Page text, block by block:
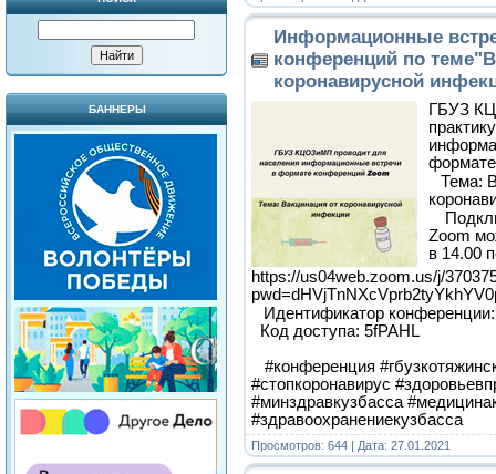
БАННЕРЫ
Информационные
конференций по
коронавирусной
ГБУЗ
⠀Тема:
⠀
Zoom
в 14.00
https://us04web.zoom.us/j/
⠀Идентификатор
Код доступа: 5fPAHL
#конференция
#стопкоронавирус
#минздравкузбасса
#здравоохранениекузбасса
Просмотров: 644 | Дата: 27.01.2021